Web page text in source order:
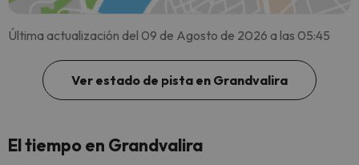
Última actualización del 09 de Agosto de 2026 a las 05:45
Ver estado de pista en Grandvalira
El tiempo en Grandvalira